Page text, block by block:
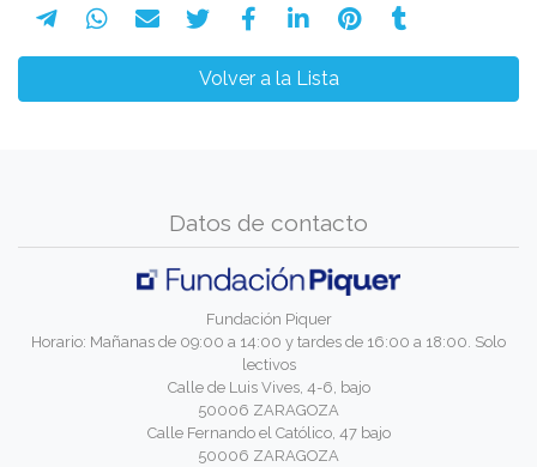
Volver a la Lista
Datos de contacto
Fundación Piquer
Horario: Mañanas de 09:00 a 14:00 y tardes de 16:00 a 18:00. Solo
lectivos
Calle de Luis Vives, 4-6, bajo
50006 ZARAGOZA
Calle Fernando el Católico, 47 bajo
50006 ZARAGOZA